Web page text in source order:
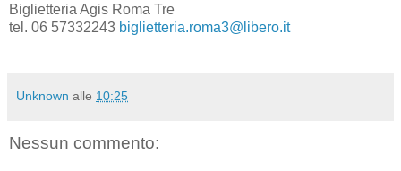
Biglietteria Agis Roma Tre
tel. 06 57332243 biglietteria.roma3@libero.it
Unknown alle 10:25
Nessun commento: